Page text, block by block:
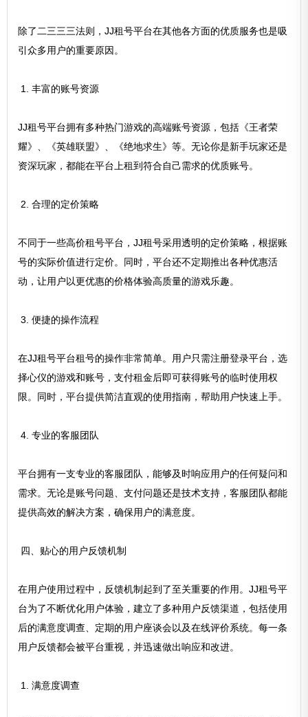
除了二三三三法则，JJ租号平台在其他各方面的优质服务也是吸
引众多用户的重要原因。
1. 丰富的账号资源
JJ租号平台拥有多种热门游戏的高端账号资源，包括《王者荣
耀》、《英雄联盟》、《绝地求生》等。无论你是新手玩家还是
资深玩家，都能在平台上租到符合自己需求的优质账号。
2. 合理的定价策略
不同于一些高价租号平台，JJ租号采用透明的定价策略，根据账
号的实际价值进行定价。同时，平台还不定期推出各种优惠活
动，让用户以更优惠的价格体验高质量的游戏乐趣。
3. 便捷的操作流程
在JJ租号平台租号的操作非常简单。用户只需注册登录平台，选
择心仪的游戏和账号，支付租金后即可获得账号的临时使用权
限。同时，平台提供简洁直观的使用指南，帮助用户快速上手。
4. 专业的客服团队
平台拥有一支专业的客服团队，能够及时响应用户的任何疑问和
需求。无论是账号问题、支付问题还是技术支持，客服团队都能
提供高效的解决方案，确保用户的满意度。
四、贴心的用户反馈机制
在用户使用过程中，反馈机制起到了至关重要的作用。JJ租号平
台为了不断优化用户体验，建立了多种用户反馈渠道，包括使用
后的满意度调查、定期的用户座谈会以及在线评价系统。每一条
用户反馈都会被平台重视，并迅速做出响应和改进。
1. 满意度调查